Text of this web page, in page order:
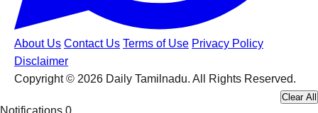
About Us Contact Us Terms of Use Privacy Policy
Disclaimer
Copyright © 2026 Daily Tamilnadu. All Rights Reserved.
Notifications 0
Clear All